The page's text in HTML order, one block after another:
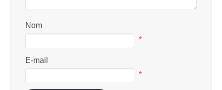
Nom
*
E-mail
*